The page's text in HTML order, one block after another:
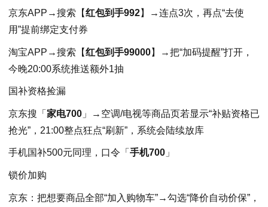
京东APP→搜索【红包到手992】→连点3次，再点“去使
用”提前绑定支付券
淘宝APP→搜索【红包到手99000】→把“加码提醒”打开，
今晚20:00系统推送额外1抽
国补资格捡漏
京东搜「 家电700 」→空调/电视等商品页若显示“补贴资格已
抢光”，21:00整点狂点“刷新”，系统会陆续放库
手机国补500元同理，口令「 手机700 」
锁价加购
京东：把想要商品全部“加入购物车”→勾选“降价自动价保”，